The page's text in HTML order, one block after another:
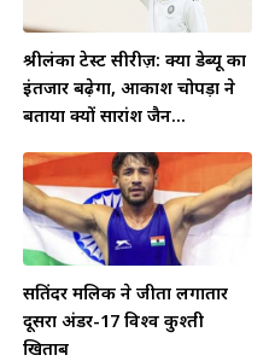
श्रीलंका टेस्ट सीरीज़: क्या डेब्यू का
इंतजार बढ़ेगा, आकाश चोपड़ा ने
बताया क्यों सारांश जैन...
सतिंदर मलिक ने जीता लगातार
दूसरा अंडर-17 विश्व कुश्ती
खिताब